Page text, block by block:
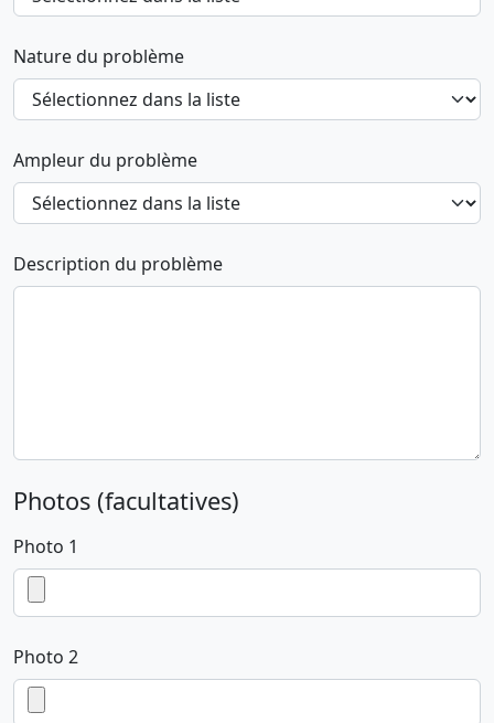
Nature du problème
Ampleur du problème
Description du problème
Photos (facultatives)
Photo 1
Photo 2